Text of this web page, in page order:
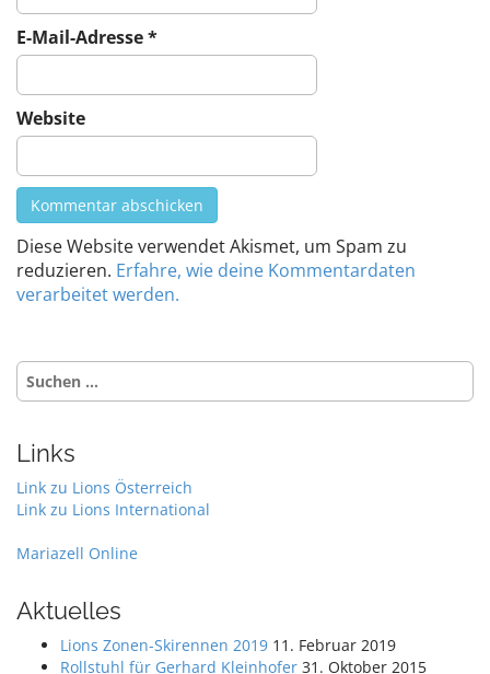
E-Mail-Adresse*
Website
Diese Website verwendet Akismet, um Spam zu
reduzieren. Erfahre, wie deine Kommentardaten
verarbeitet werden.
Suchen
nach:
Links
Link zu Lions Österreich
Link zu Lions International
Mariazell Online
Aktuelles
Lions Zonen-Skirennen 2019 11. Februar 2019
Rollstuhl für Gerhard Kleinhofer 31. Oktober 2015